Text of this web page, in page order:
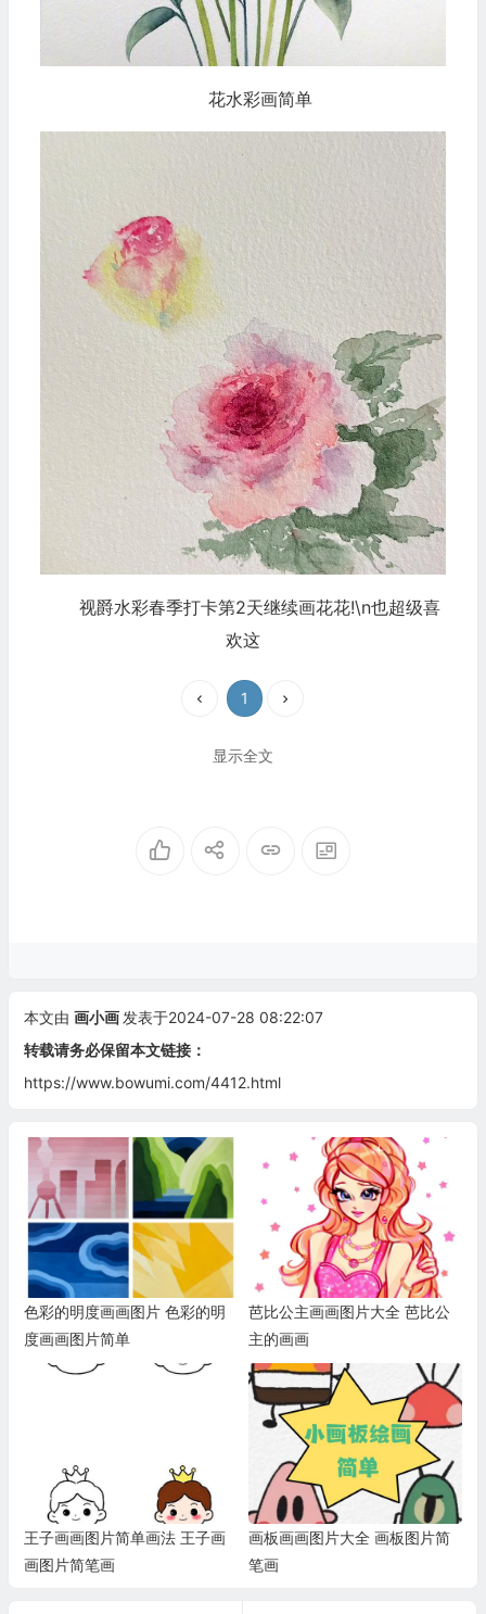
花水彩画简单
视爵水彩春季打卡第2天继续画花花!\n也超级喜
欢这
1
显示全文
本文由 画小画 发表于2024-07-28 08:22:07
转载请务必保留本文链接：
https://www.bowumi.com/4412.html
色彩的明度画画图片 色彩的明
度画画图片简单
芭比公主画画图片大全 芭比公
主的画画
王子画画图片简单画法 王子画
画图片简笔画
画板画画图片大全 画板图片简
笔画